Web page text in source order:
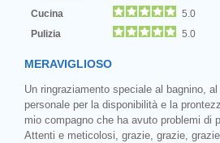
Cucina
5.0
Pulizia
5.0
MERAVIGLIOSO
Un ringraziamento speciale al bagnino,
personale per la disponibilità e la
mio compagno che ha avuto problemi di
Attenti e meticolosi, grazie, grazie,